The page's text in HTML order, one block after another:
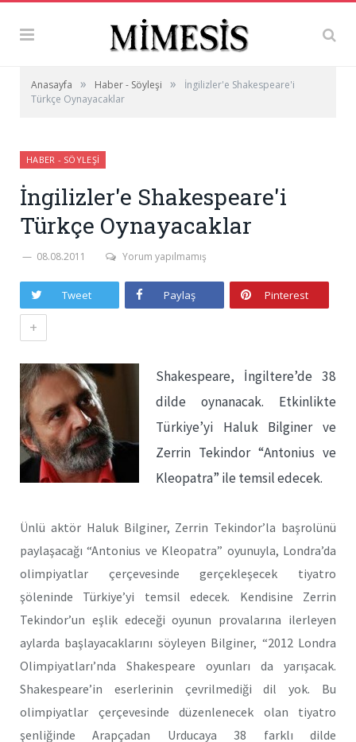
Anasayfa » Haber - Söyleşi »
İngilizler'e Shakespeare'i
Türkçe Oynayacaklar
HABER - SÖYLEŞI
İngilizler'e Shakespeare'i
Türkçe Oynayacaklar
08.08.2011 Yorum yapılmamış
Tweet Paylaş Pinterest
+
Shakespeare, İngiltere’de 38
dilde oynanacak. Etkinlikte
Türkiye’yi Haluk Bilginer ve
Zerrin Tekindor “Antonius ve
Kleopatra” ile temsil edecek.
Ünlü aktör Haluk Bilginer, Zerrin Tekindor’la başrolünü
paylaşacağı “Antonius ve Kleopatra” oyunuyla, Londra’da
olimpiyatlar çerçevesinde gerçekleşecek tiyatro
şöleninde Türkiye’yi temsil edecek. Kendisine Zerrin
Tekindor’un eşlik edeceği oyunun provalarına ilerleyen
aylarda başlayacaklarını söyleyen Bilginer, “2012 Londra
Olimpiyatları’nda Shakespeare oyunları da yarışacak.
Shakespeare’in eserlerinin çevrilmediği dil yok. Bu
olimpiyatlar çerçevesinde düzenlenecek olan tiyatro
şenliğinde Arapçadan Urducaya 38 farklı dilde